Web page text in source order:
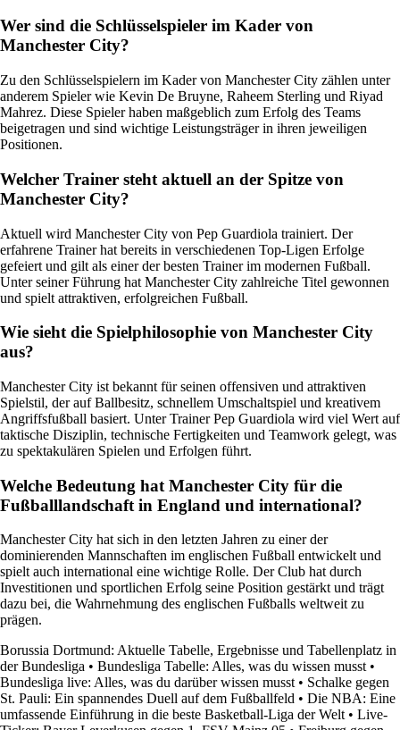
Wer sind die Schlüsselspieler im Kader von
Manchester City?
Zu den Schlüsselspielern im Kader von Manchester City zählen unter
anderem Spieler wie Kevin De Bruyne, Raheem Sterling und Riyad
Mahrez. Diese Spieler haben maßgeblich zum Erfolg des Teams
beigetragen und sind wichtige Leistungsträger in ihren jeweiligen
Positionen.
Welcher Trainer steht aktuell an der Spitze von
Manchester City?
Aktuell wird Manchester City von Pep Guardiola trainiert. Der
erfahrene Trainer hat bereits in verschiedenen Top-Ligen Erfolge
gefeiert und gilt als einer der besten Trainer im modernen Fußball.
Unter seiner Führung hat Manchester City zahlreiche Titel gewonnen
und spielt attraktiven, erfolgreichen Fußball.
Wie sieht die Spielphilosophie von Manchester City
aus?
Manchester City ist bekannt für seinen offensiven und attraktiven
Spielstil, der auf Ballbesitz, schnellem Umschaltspiel und kreativem
Angriffsfußball basiert. Unter Trainer Pep Guardiola wird viel Wert auf
taktische Disziplin, technische Fertigkeiten und Teamwork gelegt, was
zu spektakulären Spielen und Erfolgen führt.
Welche Bedeutung hat Manchester City für die
Fußballlandschaft in England und international?
Manchester City hat sich in den letzten Jahren zu einer der
dominierenden Mannschaften im englischen Fußball entwickelt und
spielt auch international eine wichtige Rolle. Der Club hat durch
Investitionen und sportlichen Erfolg seine Position gestärkt und trägt
dazu bei, die Wahrnehmung des englischen Fußballs weltweit zu
prägen.
Borussia Dortmund: Aktuelle Tabelle, Ergebnisse und Tabellenplatz in
der Bundesliga • Bundesliga Tabelle: Alles, was du wissen musst •
Bundesliga live: Alles, was du darüber wissen musst • Schalke gegen
St. Pauli: Ein spannendes Duell auf dem Fußballfeld • Die NBA: Eine
umfassende Einführung in die beste Basketball-Liga der Welt • Live-